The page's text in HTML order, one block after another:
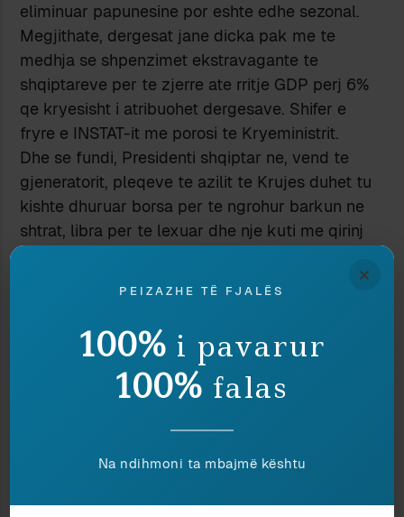
eliminuar papunesine por eshte edhe sezonal.
Megjithate, dergesat jane dicka pak me te
medhja se shpenzimet ekstravagante te
shqiptareve per te zjerre ate rritje GDP perj 6%
qe kryesisht i atribuohet dergesave. Shifer e
fryre e INSTAT-it me porosi te Kryeministrit.
Dhe se fundi, Presidenti shqiptar ne, vend te
gjeneratorit, pleqeve te azilit te Krujes duhet tu
kishte dhuruar borsa per te ngrohur barkun ne
shtrat, libra per te lexuar dhe nje kuti me qirinj
Loading...
2 January 2008 at 5:17 pm
emigranteve ne Shqiperi dhe si perdoren ato ka
arritur ne kete rezultat:
×
PEIZAZHE TË FJALËS
100% i pavarur
100% falas
Na ndihmoni ta mbajmë kështu